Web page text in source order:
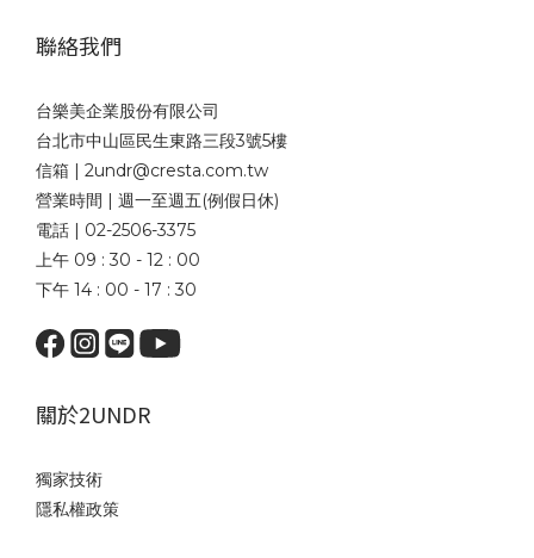
聯絡我們
台樂美企業股份有限公司
台北市中山區民生東路三段3號5樓
信箱 | 2undr@cresta.com.tw
營業時間 | 週一至週五(例假日休)
電話 | 02-2506-3375
上午 09 : 30 - 12 : 00
下午 14 : 00 - 17 : 30
關於2UNDR
獨家技術
隱私權政策